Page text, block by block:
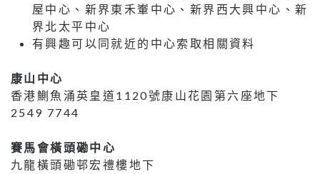
屋中心、新界東禾輋中心、新界西大興中心、新
界北太平中心
有興趣可以同就近的中心索取相關資料
康山中心
香港鰂魚涌英皇道1120號康山花園第六座地下
2549 7744
賽馬會橫頭磡中心
九龍橫頭磡邨宏禮樓地下